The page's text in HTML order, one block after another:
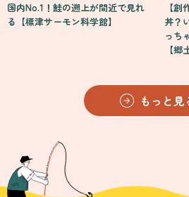
国内No.1！鮭の遡上が間近で見れ
る【標津サーモン科学館】
【
丼？
っち
【郷
もっと見